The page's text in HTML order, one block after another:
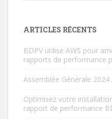
ARTICLES RÉCENTS
BDPV utilise AWS pour
rapports de performance
Assemblée Générale 2024
Optimisez votre
rapport de performance